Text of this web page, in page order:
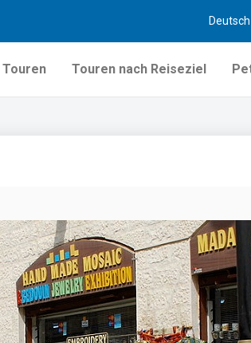
Deutsch
Touren nach Reiseziel